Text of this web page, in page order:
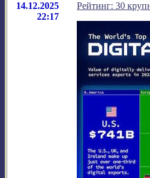
14.12.2025
22:17
Рейтинг: 30